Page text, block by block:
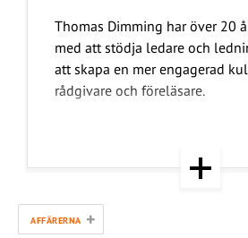
Thomas Dimming har över 20
med att stödja ledare och
att skapa en mer engagerad
rådgivare och föreläsare.
AFFÄRERNA +